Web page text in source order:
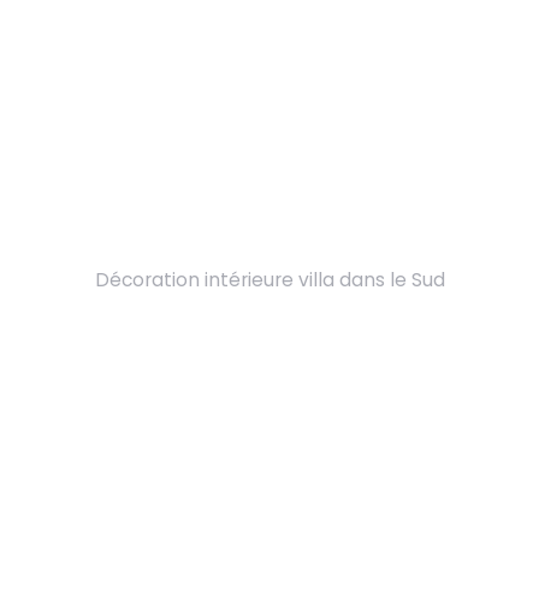
Décoration intérieure villa dans le Sud